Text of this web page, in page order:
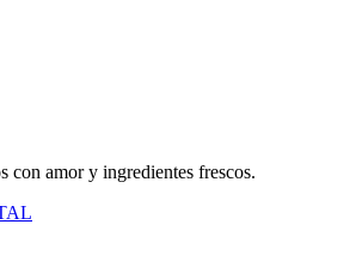
con amor y ingredientes frescos.